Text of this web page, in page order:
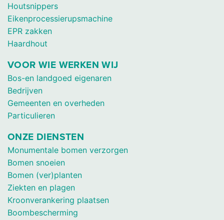
Houtsnippers
Eikenprocessierupsmachine
EPR zakken
Haardhout
VOOR WIE WERKEN WIJ
Bos-en landgoed eigenaren
Bedrijven
Gemeenten en overheden
Particulieren
ONZE DIENSTEN
Monumentale bomen verzorgen
Bomen snoeien
Bomen (ver)planten
Ziekten en plagen
Kroonverankering plaatsen
Boombescherming